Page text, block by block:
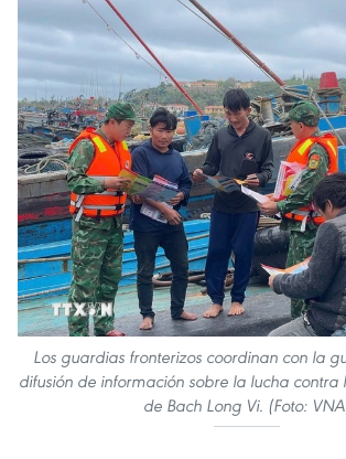
Los guardias fronterizos coordinan con la
difusión de información sobre la lucha contra
de Bach Long Vi. (Foto: